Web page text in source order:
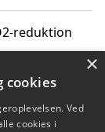
reduktion
CO2-udslip ×
cookies
Ved
cookies i